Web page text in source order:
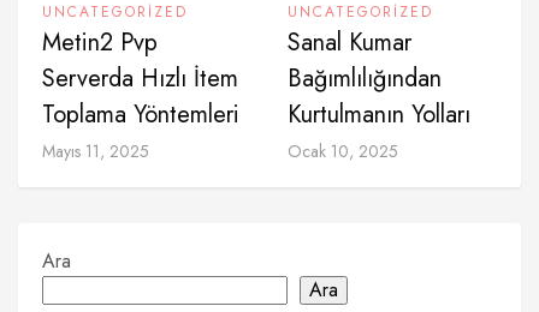
UNCATEGORIZED
Metin2 Pvp
Serverda Hızlı İtem
Toplama Yöntemleri
Mayıs 11, 2025
UNCATEGORIZED
Sanal Kumar
Bağımlılığından
Kurtulmanın Yolları
Ocak 10, 2025
Ara
Ara